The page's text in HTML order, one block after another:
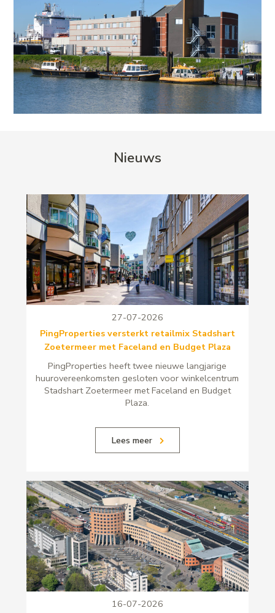
Nieuws
27-07-2026
PingProperties versterkt retailmix Stadshart
Zoetermeer met Faceland en Budget Plaza
PingProperties heeft twee nieuwe langjarige
huurovereenkomsten gesloten voor winkelcentrum
Stadshart Zoetermeer met Faceland en Budget
Plaza.
Lees meer
16-07-2026